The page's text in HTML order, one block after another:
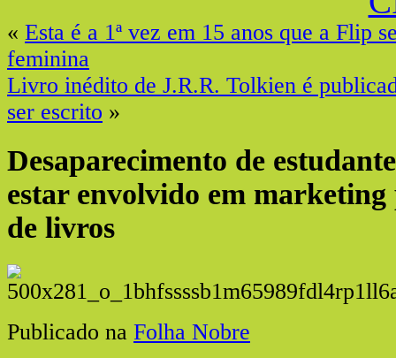
« Esta é a 1ª vez em 15 anos que a Flip
feminina
Livro inédito de J.R.R. Tolkien é
ser escrito »
Desaparecimento de
estar envolvido em marketing
de livros
Publicado na Folha Nobre